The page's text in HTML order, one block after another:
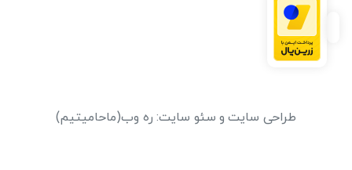
طراحی سایت و سئو سایت: ره وب(ماحامیتیم)